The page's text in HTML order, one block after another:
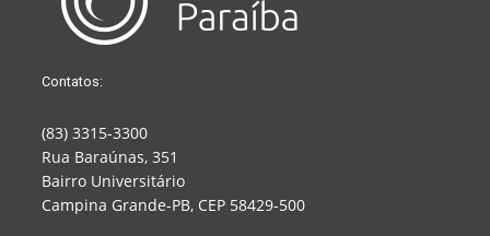
Contatos:
(83) 3315-3300
Rua Baraúnas, 351
Bairro Universitário
Campina Grande-PB, CEP 58429-500